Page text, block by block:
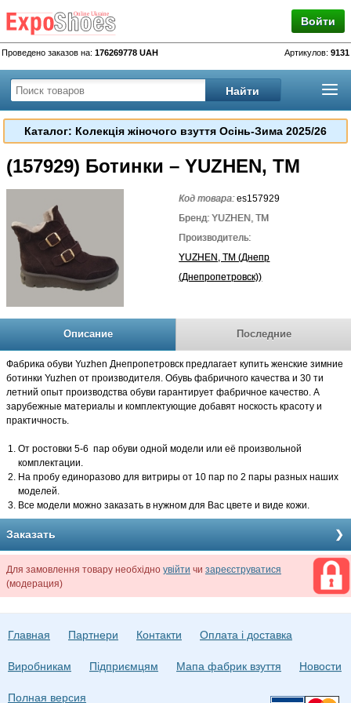
Войти
Проведено заказов на: 176269778 UAH Артикулов: 9131
Каталог: Колекція жіночого взуття Осінь-Зима 2025/26
(157929) Ботинки – YUZHEN, TM
Код товара:es157929
Бренд: YUZHEN, TM
Производитель:
YUZHEN, TM (Днепр
(Днепропетровск))
Описание Последние
Фабрика обуви Yuzhen Днепропетровск предлагает купить женские зимние
ботинки Yuzhen от производителя. Обувь фабричного качества и 30 ти
летний опыт производства обуви гарантирует фабричное качество. А
зарубежные материалы и комплектующие добавят носкость красоту и
практичность.
От ростовки 5-6 пар обуви одной модели или её произвольной
комплектации.
На пробу единоразово для витриры от 10 пар по 2 пары разных наших
моделей.
Все модели можно заказать в нужном для Вас цвете и виде кожи.
Заказать
Для замовлення товару необхідно увійти чи зареєструватися
(модерация)
Главная Партнери Контакти Оплата і доставка
Виробникам Підприємцям Мапа фабрик взуття Новости
Полная версия